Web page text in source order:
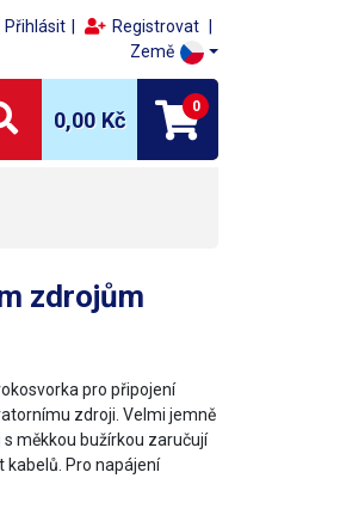
Přihlásit
Registrovat
Země
0,00 Kč
0
zdrojům
pro připojení
zdroji. Velmi jemně
měkkou bužírkou zaručují
kabelů. Pro napájení